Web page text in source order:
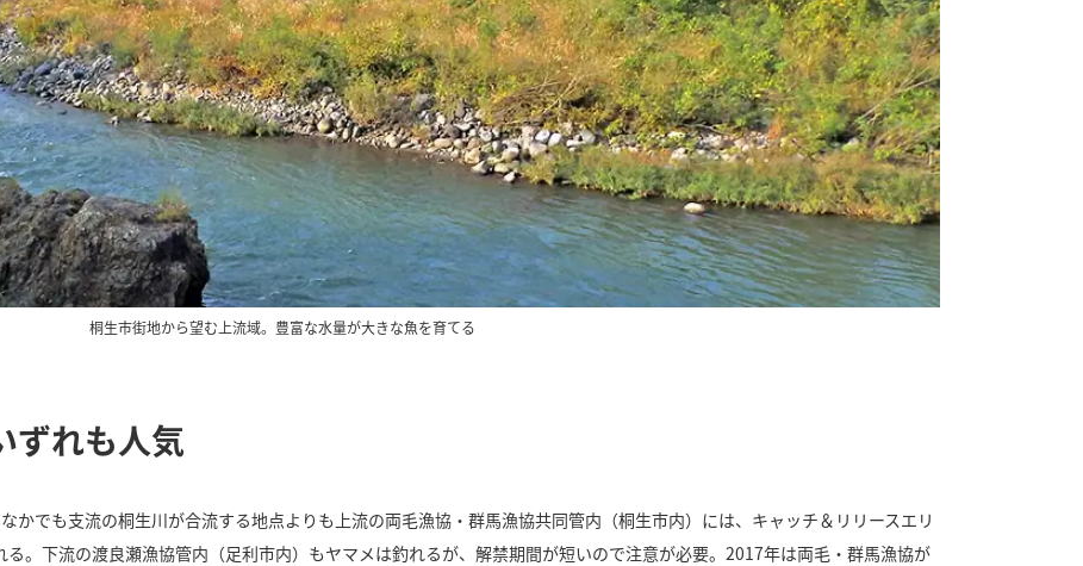
桐生市街地から望む上流域。豊富な水量が大きな魚を育てる
ずれも人気
かでも支流の桐生川が合流する地点よりも上流の両毛漁協・群馬漁協共同管内（桐生市内）には、キャッチ＆リリースエリ
。下流の渡良瀬漁協管内（足利市内）もヤマメは釣れるが、解禁期間が短いので注意が必要。2017年は両毛・群馬漁協が